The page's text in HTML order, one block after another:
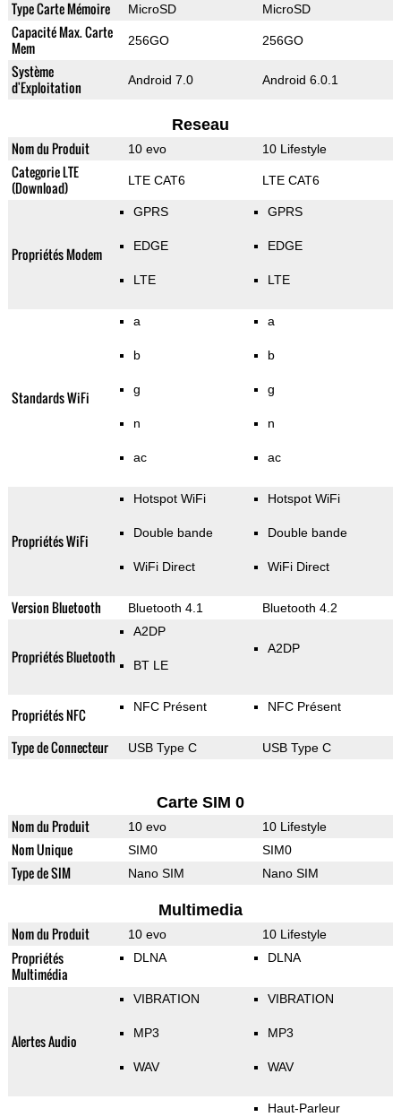
Type Carte Mémoire MicroSD MicroSD
Capacité Max. Carte
Mem
256GO 256GO
Système
d'Exploitation
Android 7.0 Android 6.0.1
Reseau
Nom du Produit 10 evo 10 Lifestyle
Categorie LTE
(Download)
LTE CAT6 LTE CAT6
Propriétés Modem
GPRS
EDGE
LTE
GPRS
EDGE
LTE
Standards WiFi
a
b
g
n
ac
a
b
g
n
ac
Propriétés WiFi
Hotspot WiFi
Double bande
WiFi Direct
Hotspot WiFi
Double bande
WiFi Direct
Version Bluetooth Bluetooth 4.1 Bluetooth 4.2
Propriétés Bluetooth
A2DP
BT LE
A2DP
Propriétés NFC NFC Présent NFC Présent
Type de Connecteur USB Type C USB Type C
Carte SIM 0
Nom du Produit 10 evo 10 Lifestyle
Nom Unique SIM0 SIM0
Type de SIM Nano SIM Nano SIM
Multimedia
Nom du Produit 10 evo 10 Lifestyle
Propriétés
Multimédia
DLNA DLNA
Alertes Audio
VIBRATION
MP3
WAV
VIBRATION
MP3
WAV
Haut-Parleur